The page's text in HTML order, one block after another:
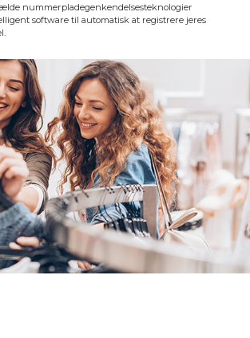
nummerpladegenkendelsesteknologier
software til automatisk at registrere jeres